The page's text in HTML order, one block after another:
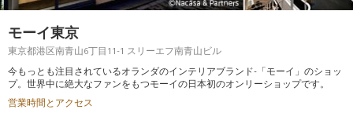
モーイ東京
東京都港区南青山6丁目11-1 スリーエフ南青山ビル
今もっとも注目されているオランダのインテリアブランド-「モーイ」のショッ
プ。世界中に絶大なファンをもつモーイの日本初のオンリーショップです。
営業時間とアクセス